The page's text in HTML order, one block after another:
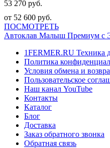
от 52 600 руб.
53 270 руб.
ПОСМОТРЕТЬ
Автоклав Малыш Премиум с
1FERMER.RU Техника
Политика
Условия обмена и
Пользовательское
Наш канал YouTube
Контакты
Каталог
Блог
Доставка
Заказ обратного звонка
Обратная связь